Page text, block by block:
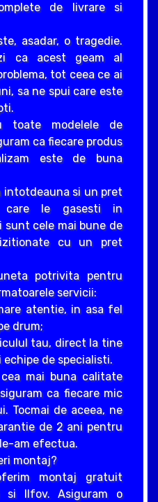
de livrare si
asadar, o tragedie.
ca acest geam al
tot ceea ce ai
sa ne spui care este
toate modelele de
ca fiecare produs
este de buna
intotdeauna si un pret
care le gasesti in
sunt cele mai bune de
cu un pret
potrivita pentru
servicii:
atentie, in asa fel
drum;
tau, direct la tine
de specialisti.
mai buna calitate
ca fiecare mic
Tocmai de aceea, ne
de 2 ani pentru
am efectua.
montaj?
montaj gratuit
si Ilfov. Asiguram o